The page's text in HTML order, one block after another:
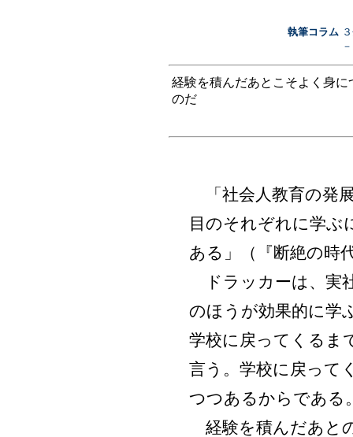
執筆コラム
経験を積んだあとこそよく身
のだ
「社会人教育の発
目のそれぞれに学ぶ
ある」（『断絶の時
ドラッカーは、実
のほうが効果的に学
学校に戻ってくるま
言う。学校に戻って
つつあるからである
経験を積んだあと